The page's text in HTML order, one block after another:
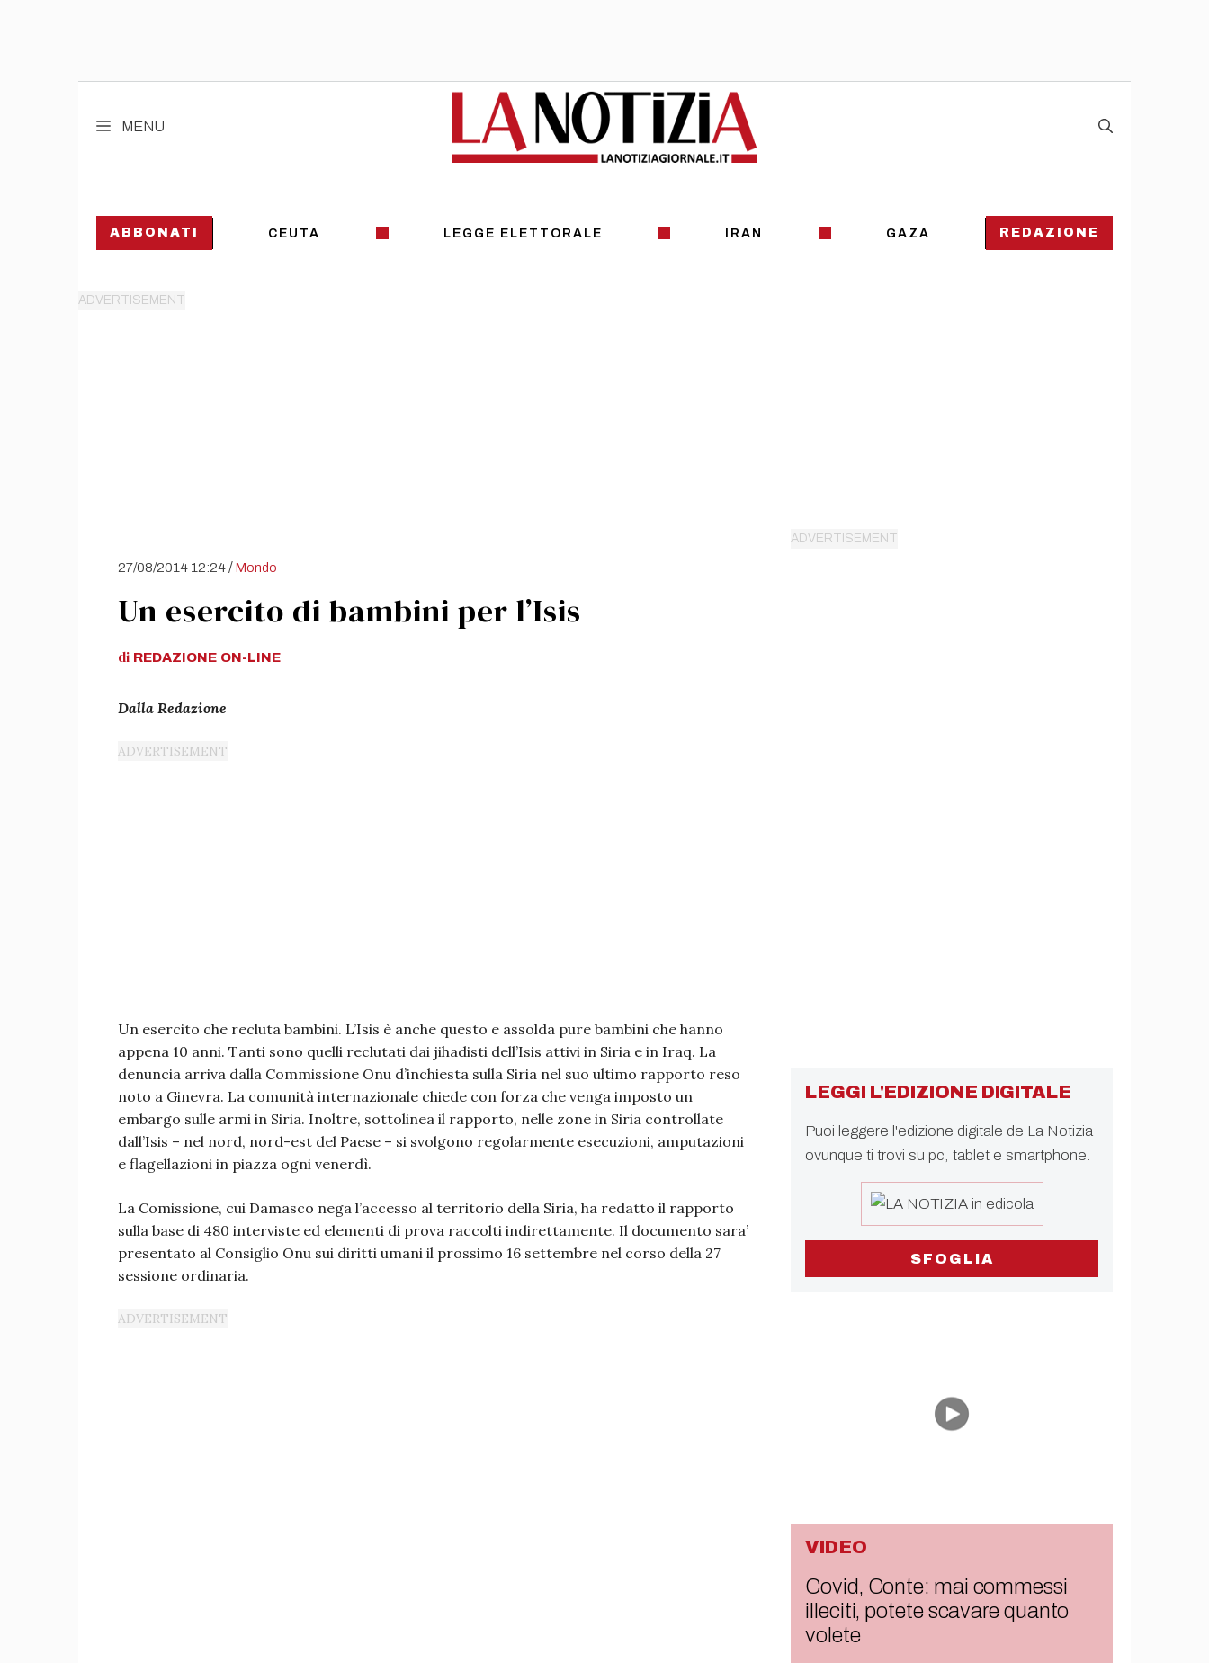
MENU
ABBONATI CEUTA LEGGE ELETTORALE IRAN GAZA REDAZIONE
27/08/2014 12:24/Mondo
Un esercito di bambini per l’Isis
di REDAZIONE ON-LINE
Dalla Redazione
Un esercito che recluta bambini. L’Isis è anche questo e assolda pure bambini che hanno
appena 10 anni. Tanti sono quelli reclutati dai jihadisti dell’Isis attivi in Siria e in Iraq. La
denuncia arriva dalla Commissione Onu d’inchiesta sulla Siria nel suo ultimo rapporto reso
noto a Ginevra. La comunità internazionale chiede con forza che venga imposto un
embargo sulle armi in Siria. Inoltre, sottolinea il rapporto, nelle zone in Siria controllate
dall’Isis – nel nord, nord-est del Paese – si svolgono regolarmente esecuzioni, amputazioni
e flagellazioni in piazza ogni venerdì.
La Comissione, cui Damasco nega l’accesso al territorio della Siria, ha redatto il rapporto
sulla base di 480 interviste ed elementi di prova raccolti indirettamente. Il documento sara’
presentato al Consiglio Onu sui diritti umani il prossimo 16 settembre nel corso della 27
sessione ordinaria.
LEGGI L'EDIZIONE DIGITALE
Puoi leggere l'edizione digitale de La Notizia
ovunque ti trovi su pc, tablet e smartphone.
SFOGLIA
VIDEO
Covid, Conte: mai commessi
illeciti, potete scavare quanto
volete